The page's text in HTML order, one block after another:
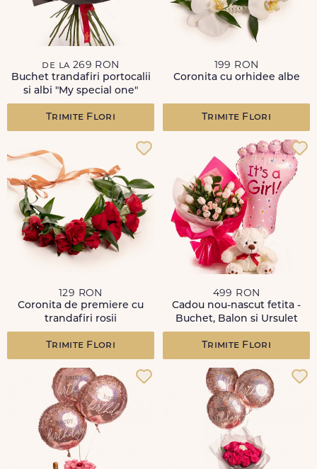
de la 269 RON
Buchet trandafiri portocalii
si albi "My special one"
Trimite Flori
199 RON
Coronita cu orhidee albe
Trimite Flori
129 RON
Coronita de premiere cu
trandafiri rosii
Trimite Flori
499 RON
Cadou nou-nascut fetita -
Buchet, Balon si Ursulet
Trimite Flori